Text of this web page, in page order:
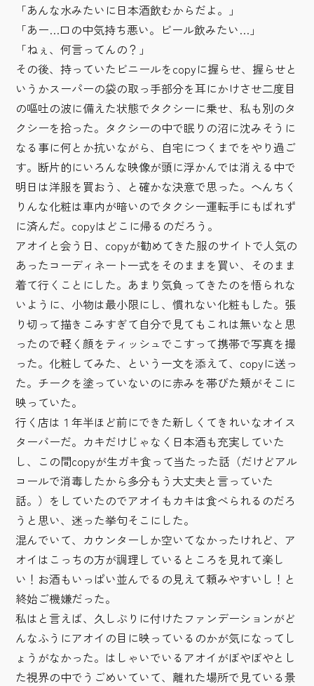
「あんな水みたいに日本酒飲むからだよ。」
「あー…口の中気持ち悪い。ビール飲みたい…」
「ねぇ、何言ってんの？」
その後、持っていたビニールをcopyに握らせ、握らせと
いうかスーパーの袋の取っ手部分を耳にかけさせ二度目
の嘔吐の波に備えた状態でタクシーに乗せ、私も別のタ
クシーを拾った。タクシーの中で眠りの沼に沈みそうに
なる事に何とか抗いながら、自宅につくまでをやり過ご
す。断片的にいろんな映像が頭に浮かんでは消える中で
明日は洋服を買おう、と確かな決意で思った。へんちく
りんな化粧は車内が暗いのでタクシー運転手にもばれず
に済んだ。copyはどこに帰るのだろう。
アオイと会う日、copyが勧めてきた服のサイトで人気の
あったコーディネート一式をそのままを買い、そのまま
着て行くことにした。あまり気負ってきたのを悟られな
いように、小物は最小限にし、慣れない化粧もした。張
り切って描きこみすぎて自分で見てもこれは無いなと思
ったので軽く顔をティッシュでこすって携帯で写真を撮
った。化粧してみた、という一文を添えて、copyに送っ
た。チークを塗っていないのに赤みを帯びた頬がそこに
映っていた。
行く店は１年半ほど前にできた新しくてきれいなオイス
ターバーだ。カキだけじゃなく日本酒も充実していた
し、この間copyが生ガキ食って当たった話（だけどアル
コールで消毒したから多分もう大丈夫と言っていた
話。）をしていたのでアオイもカキは食べられるのだろ
うと思い、迷った挙句そこにした。
混んでいて、カウンターしか空いてなかったけれど、ア
オイはこっちの方が調理しているところを見れて楽し
い！お酒もいっぱい並んでるの見えて頼みやすいし！と
終始ご機嫌だった。
私はと言えば、久しぶりに付けたファンデーションがど
んなふうにアオイの目に映っているのかが気になってし
ょうがなかった。はしゃいでいるアオイがぼやぼやとし
た視界の中でうごめいていて、離れた場所で見ている景